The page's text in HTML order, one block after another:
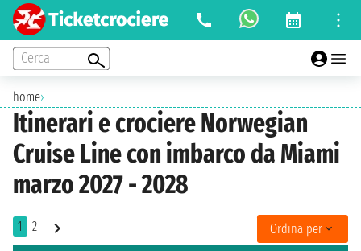
Cerca
home›
Itinerari e crociere Norwegian
Cruise Line con imbarco da Miami
marzo 2027 - 2028
1 2 Ordina per